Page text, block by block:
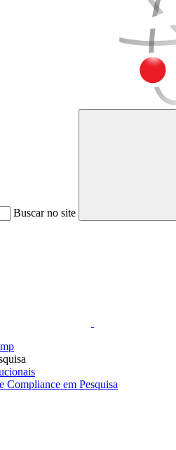
Buscar no site
Compliance em Pesquisa